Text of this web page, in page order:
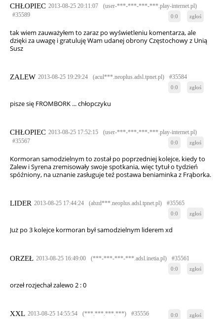
CHŁOPIEC 2013-08-25 20:11:07
(user-***-***-***-***.play-internet.pl)
#35589
0:0 zgłoś
tak wiem zauważyłem to zaraz po wyświetleniu komentarza, ale
dzięki za uwagę i gratuluję Wam udanej obrony Częstochowy z Unią
Susz
ZALEW 2013-08-25 19:29:24 (acul***.neoplus.adsl.tpnet.pl) #35584
0:0 zgłoś
pisze się FROMBORK ... chłopczyku
CHŁOPIEC 2013-08-25 17:52:15
(user-***-***-***-***.play-internet.pl)
#35567
0:0 zgłoś
Kormoran samodzielnym to został po poprzedniej kolejce, kiedy to
Zalew i Syrena zremisowały swoje spotkania, więc tytuł o tydzień
spóźniony, na uznanie zasługuje teź postawa beniaminka z Frąborka.
LIDER 2013-08-25 17:44:24 (abzd***.neoplus.adsl.tpnet.pl) #35565
0:0 zgłoś
Już po 3 kolejce kormoran był samodzielnym liderem xd
ORZEŁ 2013-08-25 16:49:00 (***-***-***-***.adsl.inetia.pl) #35561
0:0 zgłoś
orzeł rozjechał zalewo 2 : 0
XXL 2013-08-25 14:55:54 (***.***.***.***) #35556 0:0 zgłoś